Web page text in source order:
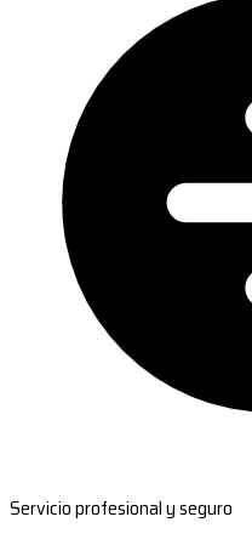
Servicio profesional y seguro